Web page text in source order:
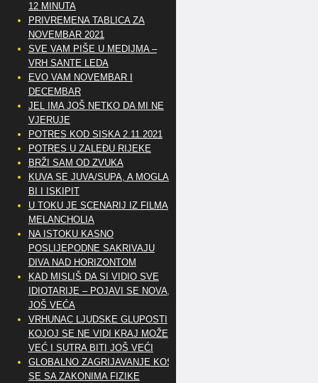
12 MINUTA
PRIVREMENA TABLICA ZA
NOVEMBAR 2021
SVE VAM PIŠE U MEDIJMA –
VRH SANTE LEDA
EVO VAM NOVEMBAR I
DECEMBAR
JEL IMA JOŠ NETKO DA MI NE
VJERUJE
POTRES KOD SISKA 2.11.2021
POTRES U ZALEĐU RIJEKE
BRŽI SAM OD ZVUKA
KUVA SE JUVA/SUPA, A MOGLA
BI I ISKIPIT
U TOKU JE SCENARIJ IZ FILMA
MELANCHOLIA
NA ISTOKU KASNO
POSLIJEPODNE SAKRIVAJU
DIVA NAD HORIZONTOM
KAD MISLIŠ DA SI VIDIO SVE
IDIOTARIJE – POJAVI SE NOVA,..
JOŠ VEĆA
VRHUNAC LJUDSKE GLUPOSTI
KOJOJ SE NE VIDI KRAJ MOŽE
VEĆ I SUTRA BITI JOŠ VEĆI
GLOBALNO ZAGRIJAVANJE KOSI
SE SA ZAKONIMA FIZIKE